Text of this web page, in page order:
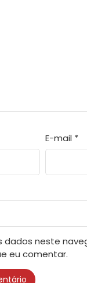
E-mail *
dados neste
eu comentar.